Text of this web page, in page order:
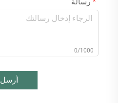
0/1000
أرسل